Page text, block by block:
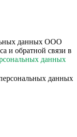
данных ООО
и обратной связи в
данных
данных